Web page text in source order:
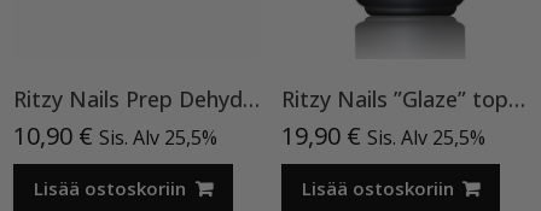
Ritzy Nails Prep Dehydrator
10,90 € Sis. Alv 25,5%
Lisää ostoskoriin
Ritzy Nails ”Glaze” top TPO vapaa
19,90 € Sis. Alv 25,5%
Lisää ostoskoriin